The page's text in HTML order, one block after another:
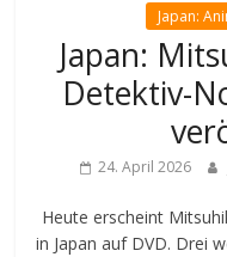
Japan:
Japan:
Detektiv-
24. April 2026
Heute erscheint
in Japan auf DVD. Drei